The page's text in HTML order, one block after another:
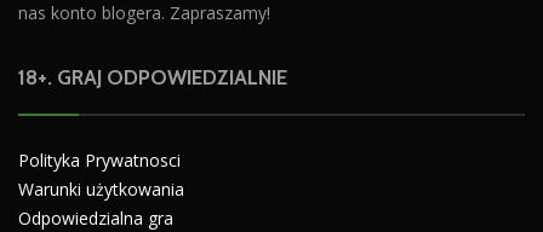
nas konto blogera. Zapraszamy!
18+. GRAJ ODPOWIEDZIALNIE
Polityka Prywatnosci
Warunki użytkowania
Odpowiedzialna gra